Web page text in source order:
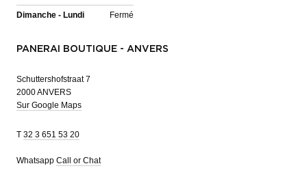
Dimanche - Lundi Fermé
PANERAI BOUTIQUE - ANVERS
Schuttershofstraat 7
2000 ANVERS
Sur Google Maps
T 32 3 651 53 20
Whatsapp Call or Chat